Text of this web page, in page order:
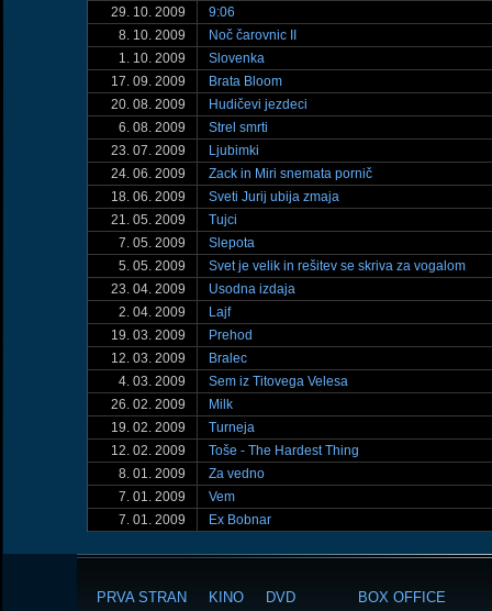
29. 10. 2009
9:06
8. 10. 2009
Noč čarovnic II
1. 10. 2009
Slovenka
17. 09. 2009
Brata Bloom
20. 08. 2009
Hudičevi jezdeci
6. 08. 2009
Strel smrti
23. 07. 2009
Ljubimki
24. 06. 2009
Zack in Miri snemata pornič
18. 06. 2009
Sveti Jurij ubija zmaja
21. 05. 2009
Tujci
7. 05. 2009
Slepota
5. 05. 2009
Svet je velik in rešitev se skriva za vogalom
23. 04. 2009
Usodna izdaja
2. 04. 2009
Lajf
19. 03. 2009
Prehod
12. 03. 2009
Bralec
4. 03. 2009
Sem iz Titovega Velesa
26. 02. 2009
Milk
19. 02. 2009
Turneja
12. 02. 2009
Toše - The Hardest Thing
8. 01. 2009
Za vedno
7. 01. 2009
Vem
7. 01. 2009
Ex Bobnar
PRVA STRAN
KINO DVD BOX OFFICE